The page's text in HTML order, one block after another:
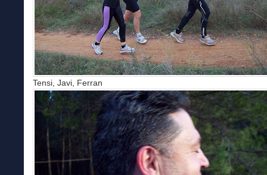
Tensi, Javi, Ferran